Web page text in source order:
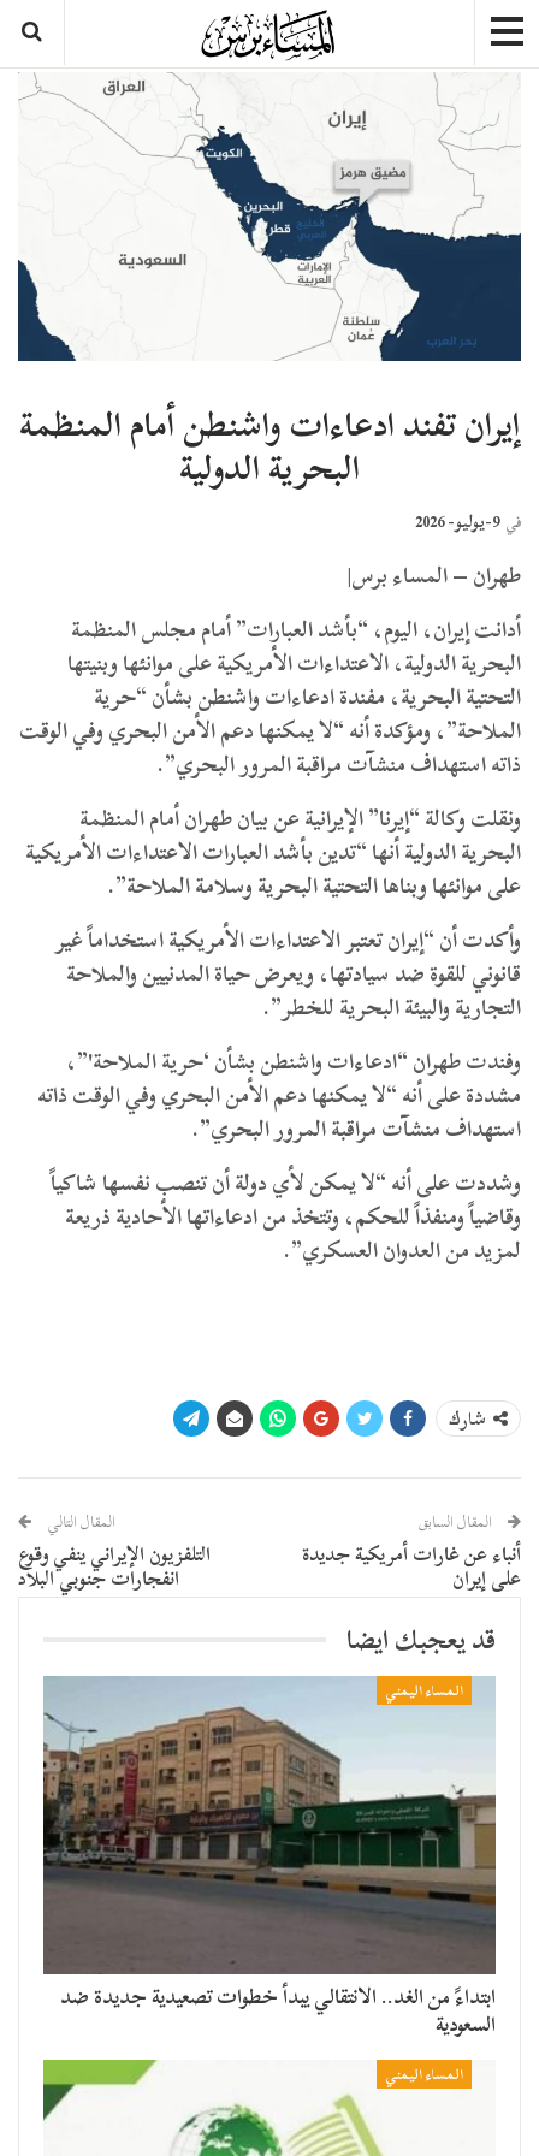
إيران تفند ادعاءات واشنطن أمام المنظمة
البحرية الدولية
في 9-يوليو- 2026
طهران – المساء برس|
أدانت إيران، اليوم، “بأشد العبارات” أمام مجلس المنظمة
البحرية الدولية، الاعتداءات الأمريكية على موانئها وبنيتها
التحتية البحرية، مفندة ادعاءات واشنطن بشأن “حرية
الملاحة”، ومؤكدة أنه “لا يمكنها دعم الأمن البحري وفي الوقت
ذاته استهداف منشآت مراقبة المرور البحري”.
ونقلت وكالة “إيرنا” الإيرانية عن بيان طهران أمام المنظمة
البحرية الدولية أنها “تدين بأشد العبارات الاعتداءات الأمريكية
على موانئها وبناها التحتية البحرية وسلامة الملاحة”.
وأكدت أن “إيران تعتبر الاعتداءات الأمريكية استخداماً غير
قانوني للقوة ضد سيادتها، ويعرض حياة المدنيين والملاحة
التجارية والبيئة البحرية للخطر”.
وفندت طهران “ادعاءات واشنطن بشأن ‘حرية الملاحة'”،
مشددة على أنه “لا يمكنها دعم الأمن البحري وفي الوقت ذاته
استهداف منشآت مراقبة المرور البحري”.
وشددت على أنه “لا يمكن لأي دولة أن تنصب نفسها شاكياً
وقاضياً ومنفذاً للحكم، وتتخذ من ادعاءاتها الأحادية ذريعة
لمزيد من العدوان العسكري”.
شارك
المقال السابق
أنباء عن غارات أمريكية جديدة
على إيران
المقال التالي
التلفزيون الإيراني ينفي وقوع
انفجارات جنوبي البلاد
قد يعجبك ايضا
المساء اليمني
​ابتداءً من الغد.. الانتقالي يبدأ خطوات تصعيدية جديدة ضد
السعودية
المساء اليمني